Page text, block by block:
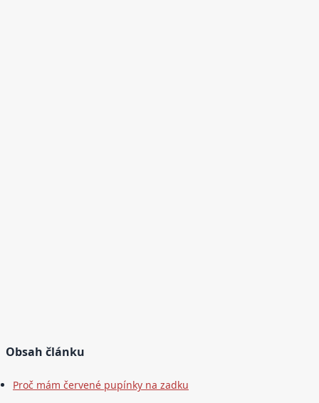
Obsah článku
Proč mám červené pupínky na zadku